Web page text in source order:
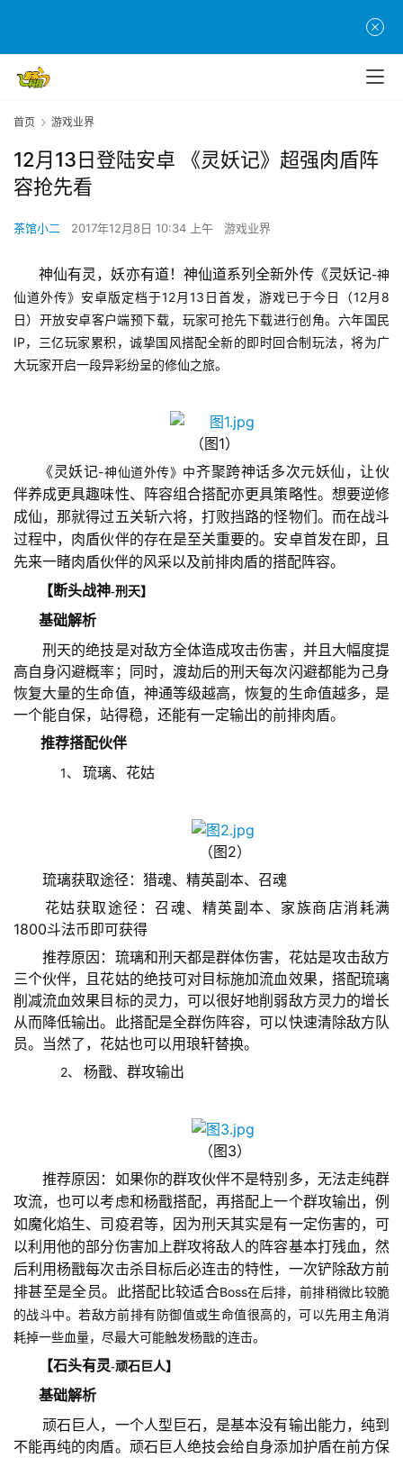
页
游
茶
界
手
机
游
戏
戏
首页 游戏业界
12月13日登陆安卓 《灵妖记》超强肉盾阵
容抢先看
茶馆小二 2017年12月8日 10:34 上午 游戏业界
神仙有灵，妖亦有道！神仙道系列全新外传《灵妖记-神
仙道外传》安卓版定档于12月13日首发，游戏已于今日（12月8
日）开放安卓客户端预下载，玩家可抢先下载进行创角。六年国民
IP，三亿玩家累积，诚挚国风搭配全新的即时回合制玩法，将为广
大玩家开启一段异彩纷呈的修仙之旅。
（图1）
《灵妖记-神仙道外传》中齐聚跨神话多次元妖仙，让伙
伴养成更具趣味性、阵容组合搭配亦更具策略性。想要逆修
成仙，那就得过五关斩六将，打败挡路的怪物们。而在战斗
过程中，肉盾伙伴的存在是至关重要的。安卓首发在即，且
先来一睹肉盾伙伴的风采以及前排肉盾的搭配阵容。
【断头战神-刑天】
基础解析
刑天的绝技是对敌方全体造成攻击伤害，并且大幅度提
高自身闪避概率；同时，渡劫后的刑天每次闪避都能为己身
恢复大量的生命值，神通等级越高，恢复的生命值越多，是
一个能自保，站得稳，还能有一定输出的前排肉盾。
推荐搭配伙伴
1、 琉璃、花姑
（图2）
琉璃获取途径：猎魂、精英副本、召魂
花姑获取途径：召魂、精英副本、家族商店消耗满
1800斗法币即可获得
推荐原因：琉璃和刑天都是群体伤害，花姑是攻击敌方
三个伙伴，且花姑的绝技可对目标施加流血效果，搭配琉璃
削减流血效果目标的灵力，可以很好地削弱敌方灵力的增长
从而降低输出。此搭配是全群伤阵容，可以快速清除敌方队
员。当然了，花姑也可以用琅轩替换。
2、 杨戬、群攻输出
（图3）
推荐原因：如果你的群攻伙伴不是特别多，无法走纯群
攻流，也可以考虑和杨戬搭配，再搭配上一个群攻输出，例
如魔化焰生、司疫君等，因为刑天其实是有一定伤害的，可
以利用他的部分伤害加上群攻将敌人的阵容基本打残血，然
后利用杨戬每次击杀目标后必连击的特性，一次铲除敌方前
排甚至是全员。此搭配比较适合Boss在后排，前排稍微比较脆
的战斗中。若敌方前排有防御值或生命值很高的，可以先用主角消
耗掉一些血量，尽最大可能触发杨戬的连击。
【石头有灵-顽石巨人】
基础解析
顽石巨人，一个人型巨石，是基本没有输出能力，纯到
不能再纯的肉盾。顽石巨人绝技会给自身添加护盾在前方保